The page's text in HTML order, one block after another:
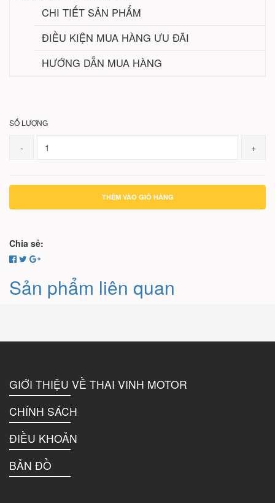
CHI TIẾT SẢN PHẨM
ĐIỀU KIỆN MUA HÀNG ƯU ĐÃI
HƯỚNG DẪN MUA HÀNG
SỐ LƯỢNG
- +
THÊM VÀO GIỎ HÀNG
Chia sẻ:
Sản phẩm liên quan
GIỚI THIỆU VỀ THAI VINH MOTOR
CHÍNH SÁCH
ĐIỀU KHOẢN
BẢN ĐỒ